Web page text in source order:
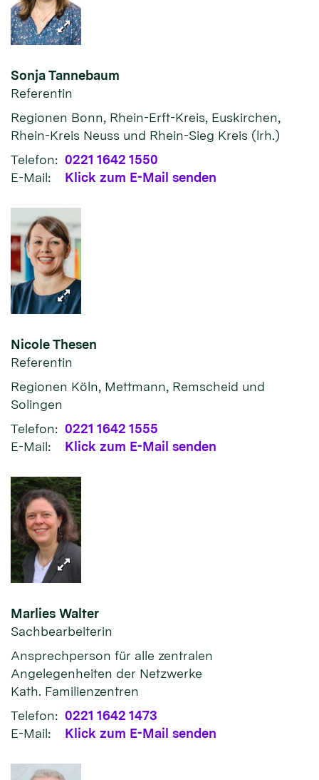
SonjaTannebaum
Referentin
Regionen Bonn, Rhein-Erft-Kreis, Euskirchen,
Rhein-Kreis Neuss und Rhein-Sieg Kreis (lrh.)
Telefon: 0221 1642 1550
E-Mail:
Klick zum E-Mail senden
NicoleThesen
Referentin
Regionen Köln, Mettmann, Remscheid und
Solingen
Telefon: 0221 1642 1555
E-Mail:
Klick zum E-Mail senden
Marlies Walter
Sachbearbeiterin
Ansprechperson für alle zentralen
Angelegenheiten der Netzwerke
Kath. Familienzentren
Telefon: 0221 1642 1473
E-Mail:
Klick zum E-Mail senden